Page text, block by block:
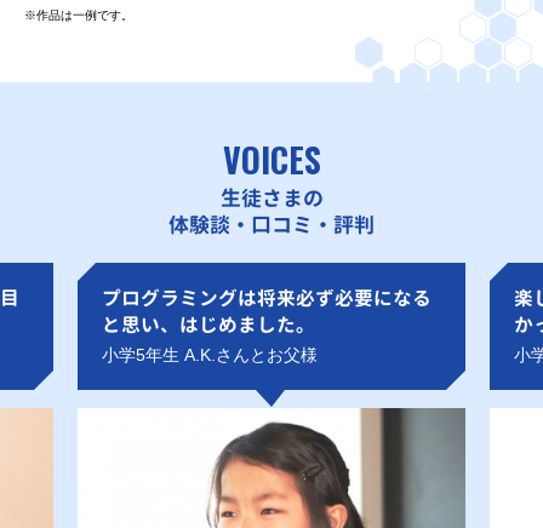
※作品は一例です。
VOICES
生徒さまの
体験談・口コミ・評判
プログラミングは将来必ず必要になる
と思い、はじめました。
小学5年生 A.K.さんとお父様
楽
か
小